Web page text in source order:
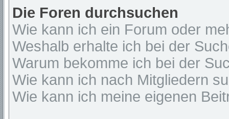
Die Foren durchsuchen
Wie kann ich ein Forum oder
Weshalb erhalte ich bei der
Warum bekomme ich bei der
Wie kann ich nach Mitgliedern
Wie kann ich meine eigenen